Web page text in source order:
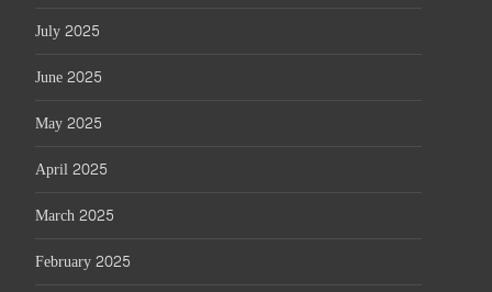
July 2025
June 2025
May 2025
April 2025
March 2025
February 2025